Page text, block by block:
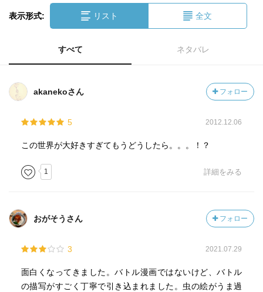
表示形式: リスト 全文
すべて ネタバレ
akanekoさん フォロー
5 2012.12.06
この世界が大好きすぎてもうどうしたら。。。！？
1 詳細をみる
おがそうさん フォロー
3 2021.07.29
面白くなってきました。バトル漫画ではないけど、バトル
の描写がすごく丁寧で引き込まれました。虫の絵がうま過